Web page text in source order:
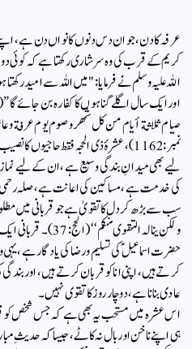
عرفہ کا دن، جو ان دس دنوں کا نواں دن ہے،
کریم کے قرب کی وہ سرشاری رکھتا ہے کہ
اللہ علیہ وسلم نے فرمایا: "میں اللہ سے امید
اور ایک سال اگلے گناہوں کا کفارہ بن جائے
صيام ثلاثة أيام من كل شهر وصوم يوم عرفة
نمبر: 1162)، عشرۂ ذی الحجہ فقط
لیے بھی میدانِ بندگی وسیع ہے، ان کے لیے
کی خدمت ہے، مساکین کی اعانت ہے، صلہ رحمی
سب سے بڑھ کر دل کا تقویٰ ہے جو قربانی میں
ولکن ینالہ التقوی
حضرت اسماعیلؑ کی تسلیم و رضا کی یاد گارہے،
کرتے ہیں، اپنی انا کو قربان کرتے ہیں، اور
عادی بنانا ہے،دو چار روز کا تقوی نہیں۔
اس عشرہ میں مستحب یہ بھی ہے کہ جس شخص کو
ہی اپنے ناخن اور بال نہ کاٹے، جیسا کہ حدیثِ